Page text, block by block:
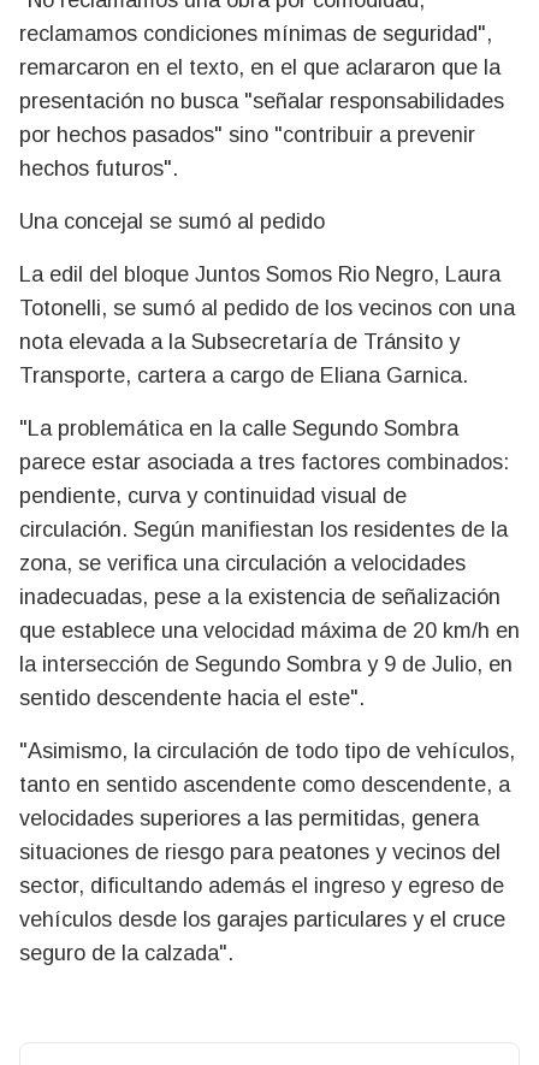
reclamamos condiciones mínimas de seguridad",
remarcaron en el texto, en el que aclararon que la
presentación no busca "señalar responsabilidades
por hechos pasados" sino "contribuir a prevenir
hechos futuros".
Una concejal se sumó al pedido
La edil del bloque Juntos Somos Rio Negro, Laura
Totonelli, se sumó al pedido de los vecinos con una
nota elevada a la Subsecretaría de Tránsito y
Transporte, cartera a cargo de Eliana Garnica.
"La problemática en la calle Segundo Sombra
parece estar asociada a tres factores combinados:
pendiente, curva y continuidad visual de
circulación. Según manifiestan los residentes de la
zona, se verifica una circulación a velocidades
inadecuadas, pese a la existencia de señalización
que establece una velocidad máxima de 20 km/h en
la intersección de Segundo Sombra y 9 de Julio, en
sentido descendente hacia el este".
"Asimismo, la circulación de todo tipo de vehículos,
tanto en sentido ascendente como descendente, a
velocidades superiores a las permitidas, genera
situaciones de riesgo para peatones y vecinos del
sector, dificultando además el ingreso y egreso de
vehículos desde los garajes particulares y el cruce
seguro de la calzada".